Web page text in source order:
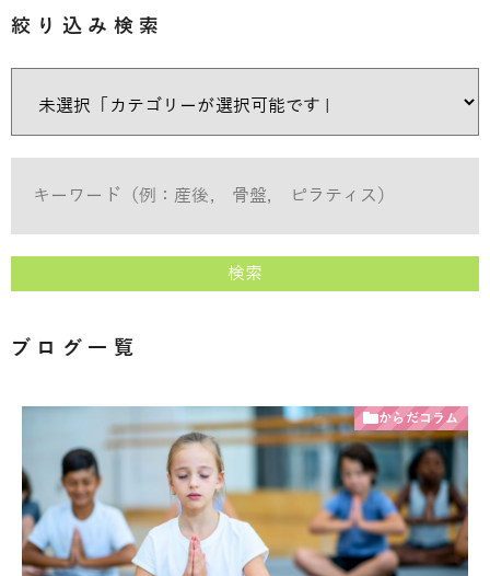
絞り込み検索
検索
ブログ一覧
からだコラム